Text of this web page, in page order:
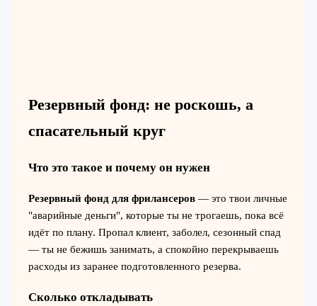
Резервный фонд: не роскошь, а
спасательный круг
Что это такое и почему он нужен
Резервный фонд для фрилансеров— это твои личные
"аварийные деньги", которые ты не трогаешь, пока всё
идёт по плану. Пропал клиент, заболел, сезонный спад
— ты не бежишь занимать, а спокойно перекрываешь
расходы из заранее подготовленного резерва.
Сколько откладывать